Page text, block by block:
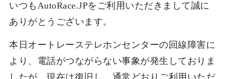
いつもAutoRace.JPをご利用いただきまして誠に
ありがとうございます。
本日オートレーステレホンセンターの回線障害に
より、電話がつながらない事象が発生しておりま